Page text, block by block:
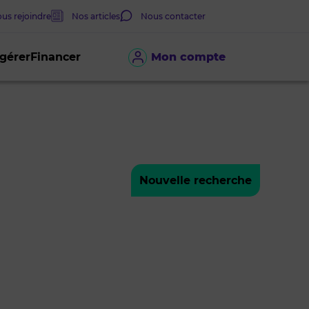
Mon compte
Financer
rejoindre Nos articles Nous contacter
Nouvelle recherche